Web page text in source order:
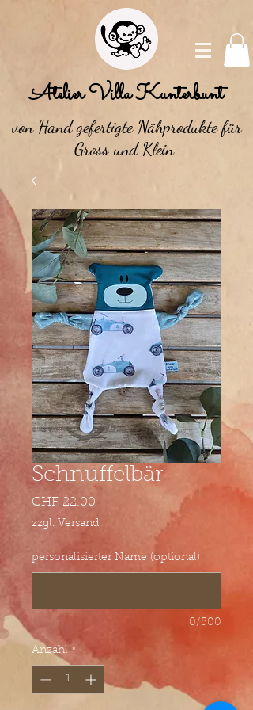
Atelier Villa Kunterbunt
von Hand gefertigte Nähprodukte für
Gross und Klein
Schnuffelbär
CHF 22.00
zzgl. Versand
personalisierter Name (optional)
0/500
Anzahl *